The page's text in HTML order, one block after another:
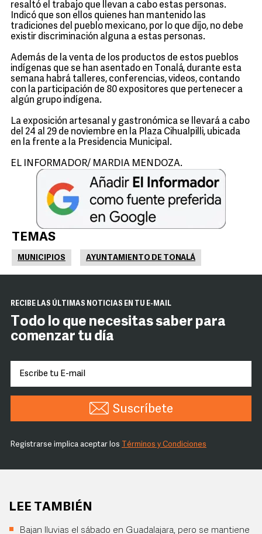
resaltó el trabajo que llevan a cabo estas personas.
Indicó que son ellos quienes han mantenido las
tradiciones del pueblo mexicano, por lo que dijo, no debe
existir discriminación alguna a estas personas.
Además de la venta de los productos de estos pueblos
indígenas que se han asentado en Tonalá, durante esta
semana habrá talleres, conferencias, videos, contando
con la participación de 80 expositores que pertenecer a
algún grupo indígena.
La exposición artesanal y gastronómica se llevará a cabo
del 24 al 29 de noviembre en la Plaza Cihualpilli, ubicada
en la frente a la Presidencia Municipal.
EL INFORMADOR/ MARDIA MENDOZA.
TEMAS
MUNICIPIOS AYUNTAMIENTO DE TONALÁ
RECIBE LAS ÚLTIMAS NOTICIAS EN TU E-MAIL
Todo lo que necesitas saber para
comenzar tu día
Suscríbete
Registrarse implica aceptar los Términos y Condiciones
LEE TAMBIÉN
Bajan lluvias el sábado en Guadalajara, pero se mantiene